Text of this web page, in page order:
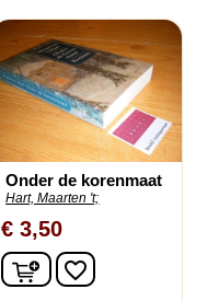
Onder de korenmaat
Hart, Maarten 't;
€ 3,50
In winkelwagen
favorite_border